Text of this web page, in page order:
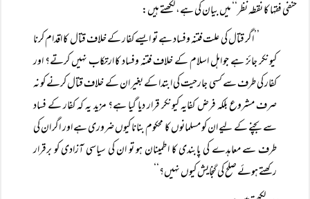
حنفی فقہا کا نقطہ نظر‘‘ میں بیان کی ہے، لکھتے ہیں:
’’اگر قتال کی علت فتنہ وفساد ہے تو ایسے کفار کے خلاف قتال کا اقدام کرنا
کیونکر جائز ہے جو اہل اسلام کے خلاف فتنہ وفساد کا ارتکاب نہیں کرتے؟ اور
کفار کی طرف سے کسی جارحیت کی ابتدا کے بغیر ان کے خلاف قتال کرنے کو نہ
صرف مشروع بلکہ فرض کفایہ کیونکر قرار دیا گیا ہے؟ مزید یہ کہ کفار کے فساد
سے بچنے کے لیے ان کو مسلمانوں کا محکوم بنانا کیوں ضروری ہے اور اگر ان کی
طرف سے معاہدے کی پابندی کا اطمینان ہو تو ان کی سیاسی آزادی کو برقرار
رکھتے ہوئے صلح کی گنجایش کیوں نہیں؟‘‘